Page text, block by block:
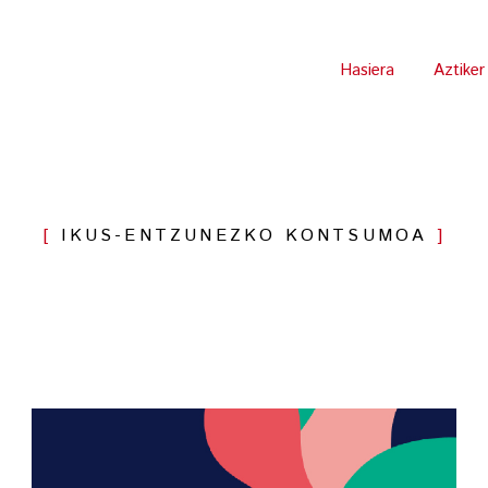
Hasiera Aztiker
IKUS-ENTZUNEZKO KONTSUMOA